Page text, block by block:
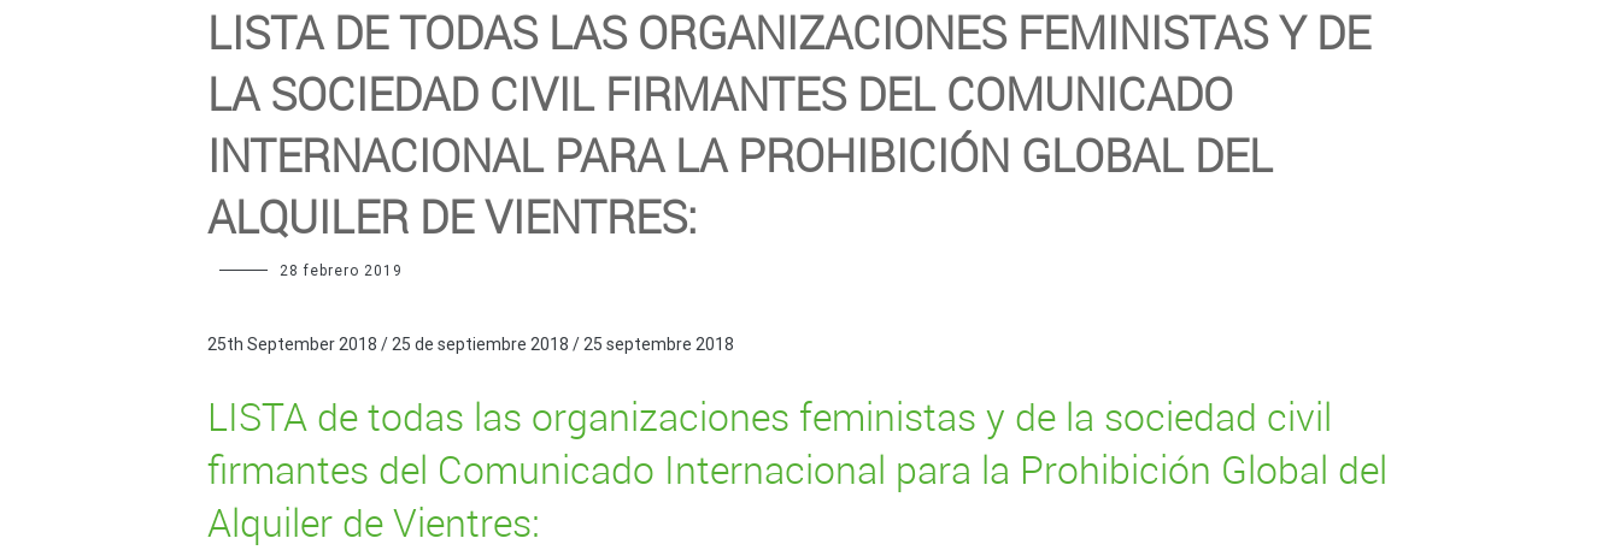
LISTA DE TODAS LAS ORGANIZACIONES FEMINISTAS Y DE
LA SOCIEDAD CIVIL FIRMANTES DEL COMUNICADO
INTERNACIONAL PARA LA PROHIBICIÓN GLOBAL DEL
ALQUILER DE VIENTRES:
28 febrero 2019
25th September 2018 / 25 de septiembre 2018 / 25 septembre 2018
LISTA de todas las organizaciones feministas y de la sociedad civil
firmantes del Comunicado Internacional para la Prohibición Global del
Alquiler de Vientres: